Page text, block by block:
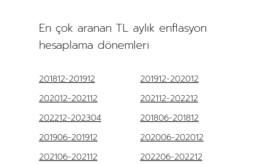
En çok aranan TL aylık enflasyon
hesaplama dönemleri
201812-201912
201912-202012
202012-202112
202112-202212
202212-202304
201806-201812
201906-201912
202006-202012
202106-202112
202206-202212